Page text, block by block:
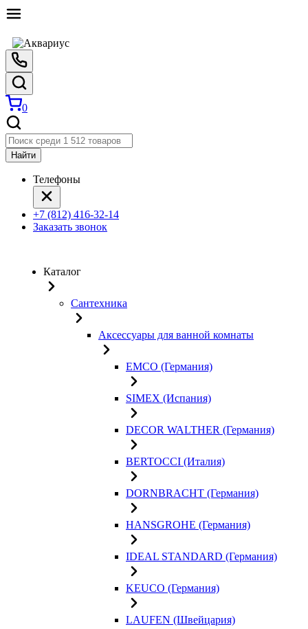
0
Найти
Телефоны
+7 (812) 416-32-14
Заказать звонок
Каталог
Сантехника
Аксессуары для ванной комнаты
EMCO (Германия)
SIMEX (Испания)
DECOR WALTHER (Германия)
BERTOCCI (Италия)
DORNBRACHT (Германия)
HANSGROHE (Германия)
IDEAL STANDARD (Германия)
KEUCO (Германия)
LAUFEN (Швейцария)